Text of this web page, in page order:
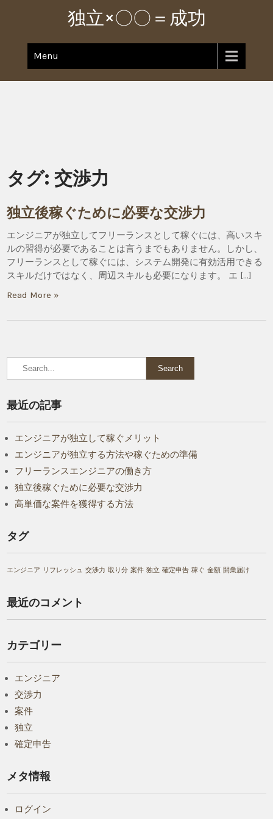
独立×〇〇＝成功
Menu
タグ:交渉力
独立後稼ぐために必要な交渉力
エンジニアが独立してフリーランスとして稼ぐには、高いスキ
ルの習得が必要であることは言うまでもありません。しかし、
フリーランスとして稼ぐには、システム開発に有効活用できる
スキルだけではなく、周辺スキルも必要になります。 エ […]
Read More »
最近の記事
エンジニアが独立して稼ぐメリット
エンジニアが独立する方法や稼ぐための準備
フリーランスエンジニアの働き方
独立後稼ぐために必要な交渉力
高単価な案件を獲得する方法
タグ
エンジニア リフレッシュ 交渉力 取り分 案件 独立 確定申告 稼ぐ 金額 開業届け
最近のコメント
カテゴリー
エンジニア
交渉力
案件
独立
確定申告
メタ情報
ログイン